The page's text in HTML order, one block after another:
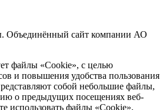
Объединённый сайт компании АО
файлы «Сookie», с целью
и повышения удобства пользования
собой небольшие файлы,
о предыдущих посещениях веб-
использовать файлы «Сookie»,